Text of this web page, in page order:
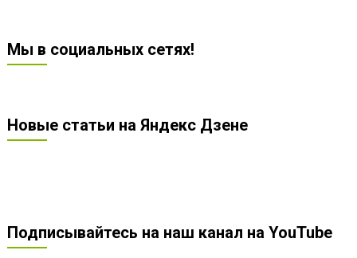
Мы в социальных сетях!
Новые статьи на Яндекс Дзене
Подписывайтесь на наш канал на YouTube